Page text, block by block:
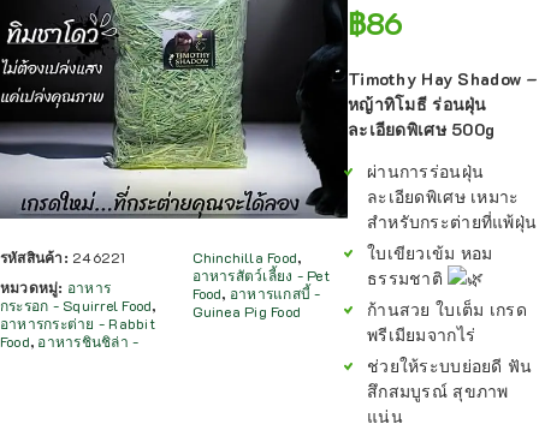
รหัสสินค้า: 246221
หมวดหมู่: อาหาร
กระรอก - Squirrel Food,
อาหารกระต่าย - Rabbit
Food, อาหารชินชิล่า -
Chinchilla Food,
อาหารสัตว์เลี้ยง - Pet
Food, อาหารแกสบี้ -
Guinea Pig Food
฿86
Timothy Hay Shadow –
หญ้าทิโมธี ร่อนฝุ่น
ละเอียดพิเศษ 500g
ผ่านการร่อนฝุ่น
ละเอียดพิเศษ เหมาะ
สำหรับกระต่ายที่แพ้ฝุ่น
ใบเขียวเข้ม หอม
ธรรมชาติ
ก้านสวย ใบเต็ม เกรด
พรีเมียมจากไร่
ช่วยให้ระบบย่อยดี ฟัน
สึกสมบูรณ์ สุขภาพ
แน่น